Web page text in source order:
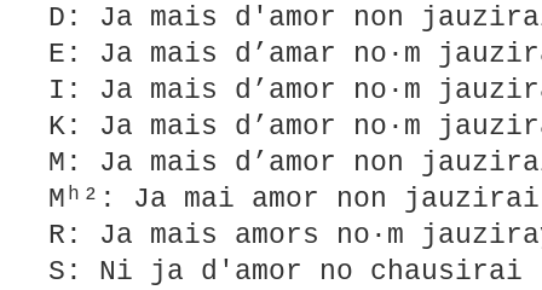
D: Ja mais d'amor non
E: Ja mais d’amar no·m
I: Ja mais d’amor no·m
K: Ja mais d’amor no·m
M: Ja mais d’amor non
Mʰ²: Ja mai amor non jauzirai
R: Ja mais amors no·m
S: Ni ja d'amor no chausirai